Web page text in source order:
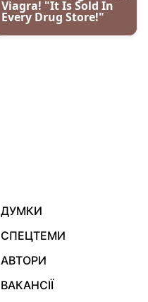
ДУМКИ
СПЕЦТЕМИ
АВТОРИ
ВАКАНСІЇ